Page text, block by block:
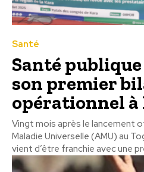
Santé
Santé publique
son premier
opérationnel à
Vingt mois après le lancement
Maladie Universelle (AMU) au
vient d’être franchie avec une